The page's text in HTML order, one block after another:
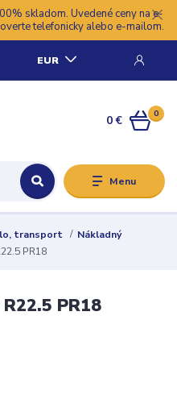
skladom. Uvedené ceny na e-
telefonicky alebo e-mailom.
Menu
EUR
0
0 €
transport
Nákladný
PR18
PR18